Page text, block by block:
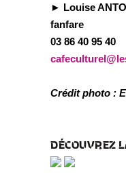
► Louise
fanfare
03 86 40 95 40
Crédit photo :
DÉCOUVREZ